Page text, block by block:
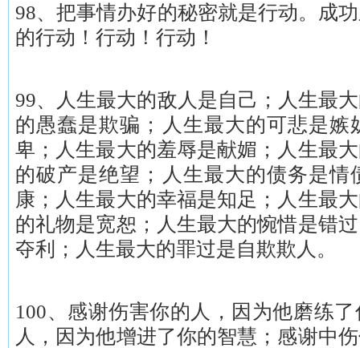
98、把事情办好的秘密就是行动。成
的行动！行动！行动！
99、人生最大的敌人是自己；人生最
的愚蠢是欺骗；人生最大的可悲是嫉
卑；人生最大的羞辱是献媚；人生最
的破产是绝望；人生最大的债务是情
康；人生最大的幸福是知足；人生最
的礼物是宽恕；人生最大的惋惜是错
夺利；人生最大的罪过是自欺欺人。
100、感谢伤害你的人，因为他磨练
人，因为他增进了你的智慧；感谢中